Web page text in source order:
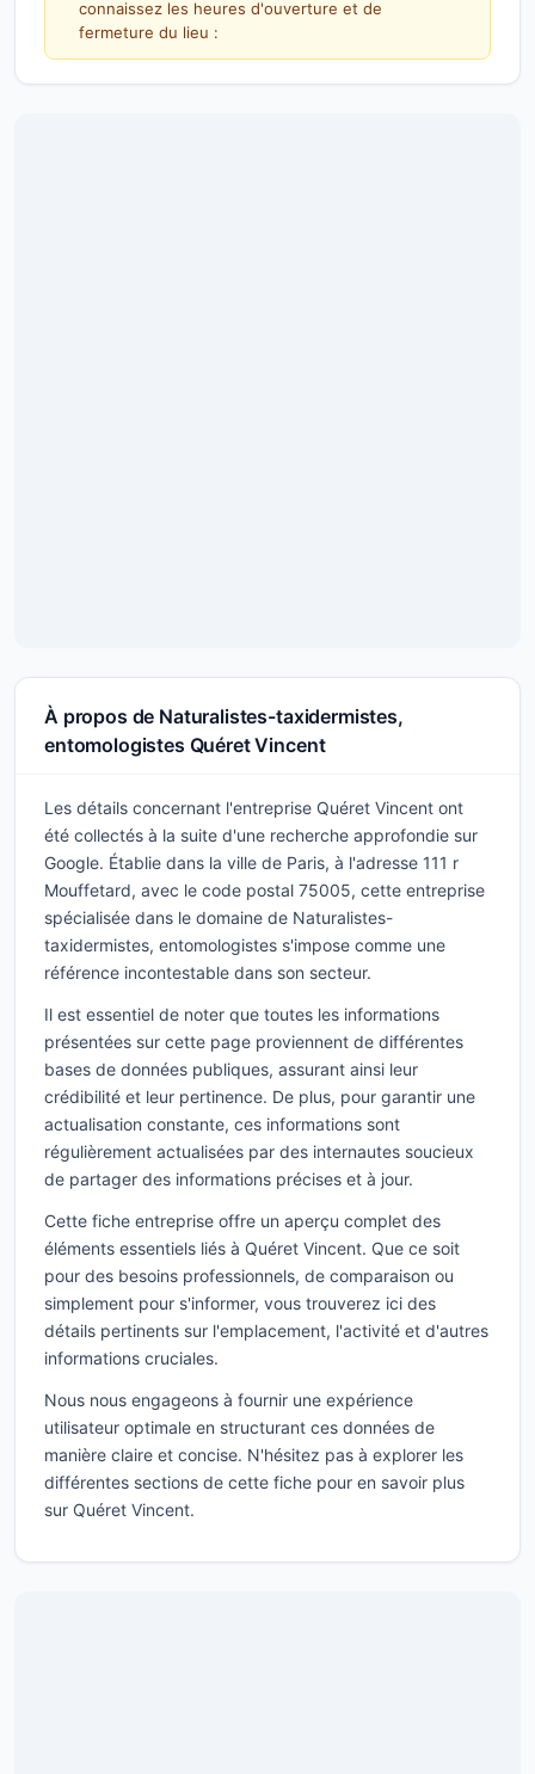
connaissez les heures d'ouverture et de
fermeture du lieu :
À propos de Naturalistes-taxidermistes,
entomologistes Quéret Vincent
Les détails concernant l'entreprise Quéret Vincent ont
été collectés à la suite d'une recherche approfondie sur
Google. Établie dans la ville de Paris, à l'adresse 111 r
Mouffetard, avec le code postal 75005, cette entreprise
spécialisée dans le domaine de Naturalistes-
taxidermistes, entomologistes s'impose comme une
référence incontestable dans son secteur.
Il est essentiel de noter que toutes les informations
présentées sur cette page proviennent de différentes
bases de données publiques, assurant ainsi leur
crédibilité et leur pertinence. De plus, pour garantir une
actualisation constante, ces informations sont
régulièrement actualisées par des internautes soucieux
de partager des informations précises et à jour.
Cette fiche entreprise offre un aperçu complet des
éléments essentiels liés à Quéret Vincent. Que ce soit
pour des besoins professionnels, de comparaison ou
simplement pour s'informer, vous trouverez ici des
détails pertinents sur l'emplacement, l'activité et d'autres
informations cruciales.
Nous nous engageons à fournir une expérience
utilisateur optimale en structurant ces données de
manière claire et concise. N'hésitez pas à explorer les
différentes sections de cette fiche pour en savoir plus
sur Quéret Vincent.